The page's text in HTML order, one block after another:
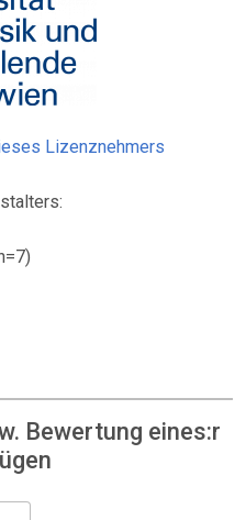
Lizenznehmers
Bewertung eines:r